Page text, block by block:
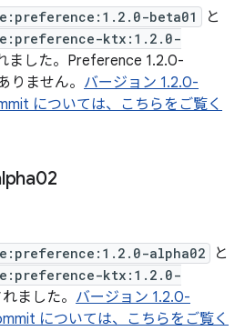
beta01 と
ktx:1.2.0-
ました。Preference 1.2.0-
ません。 バージョン 1.2.0-
については、こちらをご覧く
alpha02 と
ktx:1.2.0-
ました。 バージョン 1.2.0-
については、こちらをご覧く